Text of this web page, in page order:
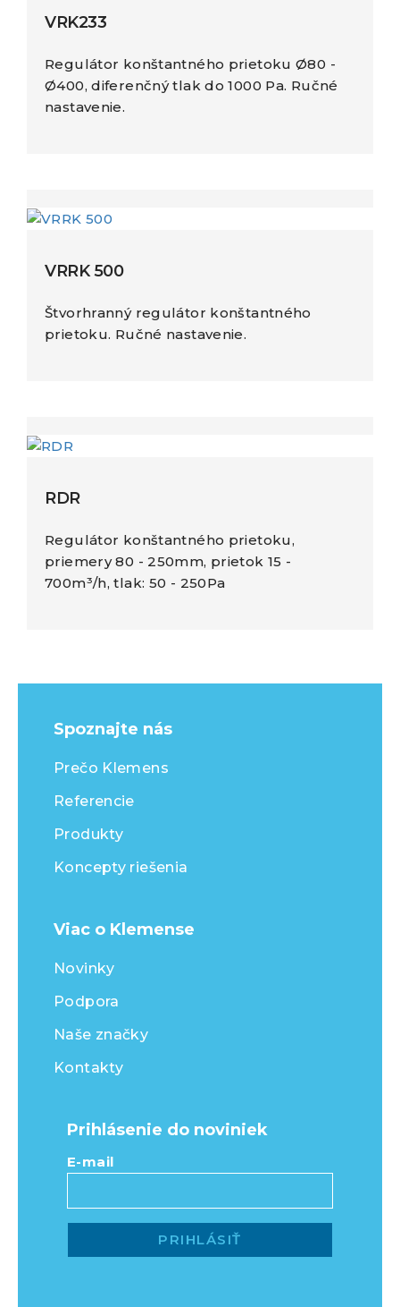
VRK233
Regulátor konštantného prietoku Ø80 -
Ø400, diferenčný tlak do 1000 Pa. Ručné
nastavenie.
VRRK 500
Štvorhranný regulátor konštantného
prietoku. Ručné nastavenie.
RDR
Regulátor konštantného prietoku,
priemery 80 - 250mm, prietok 15 -
700m³/h, tlak: 50 - 250Pa
Spoznajte nás
Prečo Klemens
Referencie
Produkty
Koncepty riešenia
Viac o Klemense
Novinky
Podpora
Naše značky
Kontakty
Prihlásenie do noviniek
E-mail